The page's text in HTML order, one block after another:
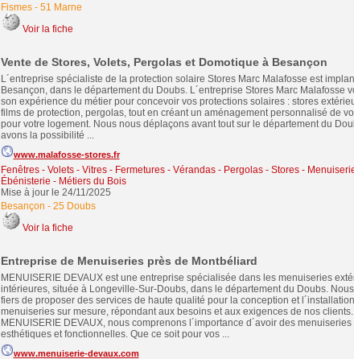
Fismes- 51 Marne
Voir la fiche
Vente de Stores, Volets, Pergolas et Domotique à Besançon
L´entreprise spécialiste de la protection solaire Stores Marc Malafosse est
Besançon, dans le département du Doubs. L´entreprise Stores Marc Malafosse
son expérience du métier pour concevoir vos protections solaires : stores
films de protection, pergolas, tout en créant un aménagement personnalisé de
pour votre logement. Nous nous déplaçons avant tout sur le département du
avons la possibilité ...
www.malafosse-stores.fr
Fenêtres - Volets - Vitres - Fermetures- Vérandas - Pergolas - Stores-
Ébénisterie - Métiers du Bois
Mise à jour le 24/11/2025
Besançon - 25 Doubs
Voir la fiche
Entreprise de Menuiseries près de Montbéliard
MENUISERIE DEVAUX est une entreprise spécialisée dans les menuiseries
intérieures, située à Longeville-Sur-Doubs, dans le département du Doubs.
fiers de proposer des services de haute qualité pour la conception et
menuiseries sur mesure, répondant aux besoins et aux exigences de nos
MENUISERIE DEVAUX, nous comprenons l´importance d´avoir des menuiseries
esthétiques et fonctionnelles. Que ce soit pour vos ...
www.menuiserie-devaux.com